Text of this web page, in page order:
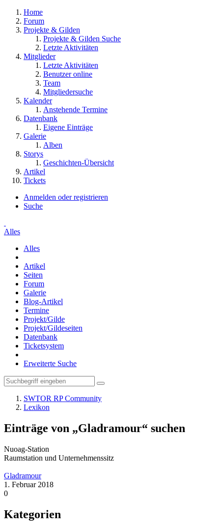
Home
Forum
Projekte & Gilden
Projekte & Gilden Suche
Letzte Aktivitäten
Mitglieder
Letzte Aktivitäten
Benutzer online
Team
Mitgliedersuche
Kalender
Anstehende Termine
Datenbank
Eigene Einträge
Galerie
Alben
Storys
Geschichten-Übersicht
Artikel
Tickets
Anmelden oder registrieren
Suche
Alles
Alles
Artikel
Seiten
Forum
Galerie
Blog-Artikel
Termine
Projekt/Gilde
Projekt/Gildeseiten
Datenbank
Ticketsystem
Erweiterte Suche
SWTOR RP Community
Lexikon
Einträge von „Gladramour“ suchen
Nuoag-Station
Raumstation und Unternehmenssitz
Gladramour
1. Februar 2018
0
Kategorien